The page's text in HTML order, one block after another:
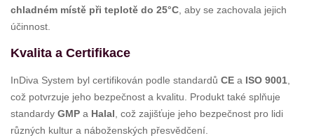
chladném místě při teplotě do 25°C , aby se zachovala jejich
účinnost.
Kvalita a Certifikace
InDiva System byl certifikován podle standardů CE a ISO 9001
což potvrzuje jeho bezpečnost a kvalitu. Produkt také splňuje
standardy GMP a Halal , což zajišťuje jeho bezpečnost pro lidi
různých kultur a náboženských přesvědčení.